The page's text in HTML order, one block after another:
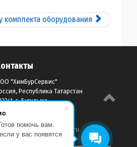
помочь вам.
у вас появятся
комплекта оборудования
"ХимБурСервис"
Республика Татарстан
г. Бугульма
д.63
mail: office@himburservis.ru